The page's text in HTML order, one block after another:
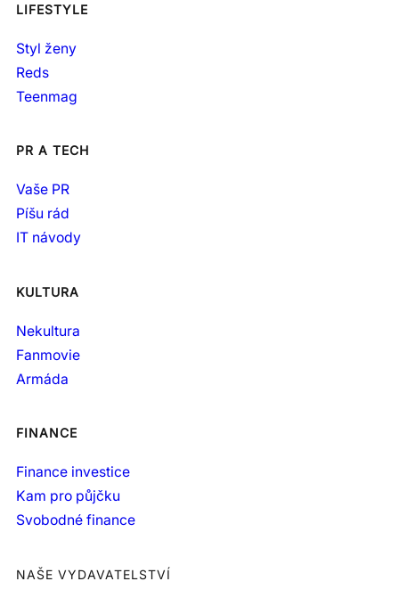
LIFESTYLE
Styl ženy
Reds
Teenmag
PR A TECH
Vaše PR
Píšu rád
IT návody
KULTURA
Nekultura
Fanmovie
Armáda
FINANCE
Finance investice
Kam pro půjčku
Svobodné finance
NAŠE VYDAVATELSTVÍ